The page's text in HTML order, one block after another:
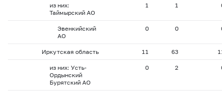
из них:
Таймырский АО
1 1
Эвенкийский
АО
0 0
Иркутская область 11 63
из них: Усть-
Ордынский
Бурятский АО
0 2